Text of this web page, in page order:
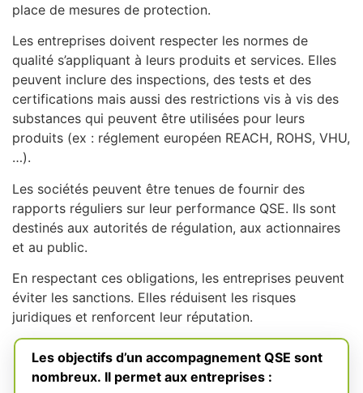
place de mesures de protection.
Les entreprises doivent respecter les normes de
qualité s’appliquant à leurs produits et services. Elles
peuvent inclure des inspections, des tests et des
certifications mais aussi des restrictions vis à vis des
substances qui peuvent être utilisées pour leurs
produits (ex : réglement européen REACH, ROHS, VHU,
…).
Les sociétés peuvent être tenues de fournir des
rapports réguliers sur leur performance QSE. Ils sont
destinés aux autorités de régulation, aux actionnaires
et au public.
En respectant ces obligations, les entreprises peuvent
éviter les sanctions. Elles réduisent les risques
juridiques et renforcent leur réputation.
Les objectifs d’un accompagnement QSE sont
nombreux. Il permet aux entreprises :